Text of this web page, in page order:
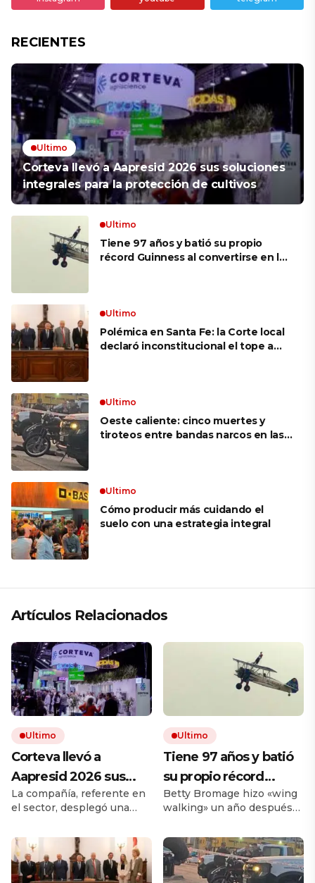
RECIENTES
Ultimo
Corteva llevó a Aapresid 2026 sus soluciones
integrales para la protección de cultivos
Ultimo
Tiene 97 años y batió su propio
récord Guinness al convertirse en la
puedo’ no existen en mi vocabulario»
Ultimo
Polémica en Santa Fe: la Corte local
declaró inconstitucional el tope a
Ultimo
Oeste caliente: cinco muertes y
tiroteos entre bandas narcos en las
Ultimo
Cómo producir más cuidando el
suelo con una estrategia integral
Artículos Relacionados
Ultimo
Corteva llevó a
Aapresid 2026 sus
soluciones integrales
para la protección de
cultivos
La compañía, referente en
el sector, desplegó una
combina productos
tradicionales y soluciones
biológicas. El portafolio
incluyó a sus últimas
Ultimo
Tiene 97 años y batió
su propio récord
Guinness al
convertirse en la
mujer más longeva del
mundo en volar sobre
las alas de un avión en
Betty Bromage hizo «wing
walking» un año después
cerebral. La acrobacia aérea
consiste en volar parada
sobre las alas de una
aeronave y ya lo había